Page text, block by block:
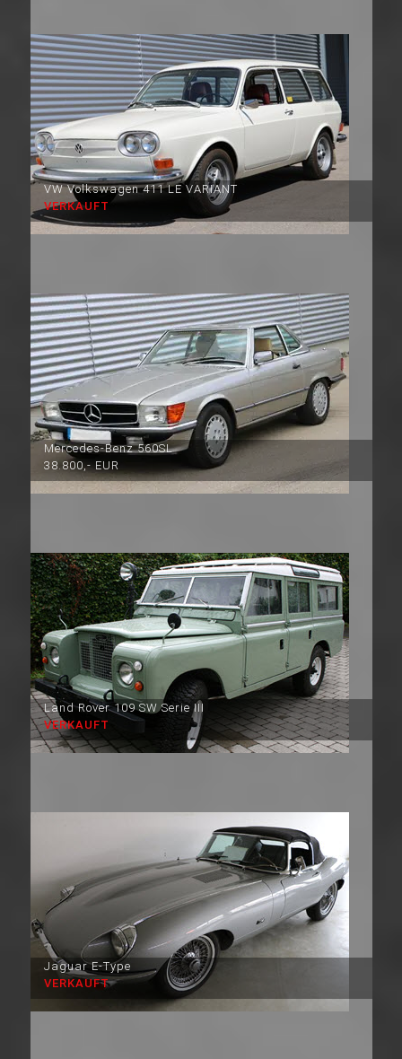
VW Volkswagen 411 LE VARIANT
VERKAUFT
Mercedes-Benz 560SL
38.800,- EUR
Land Rover 109 SW Serie III
VERKAUFT
Jaguar E-Type
VERKAUFT